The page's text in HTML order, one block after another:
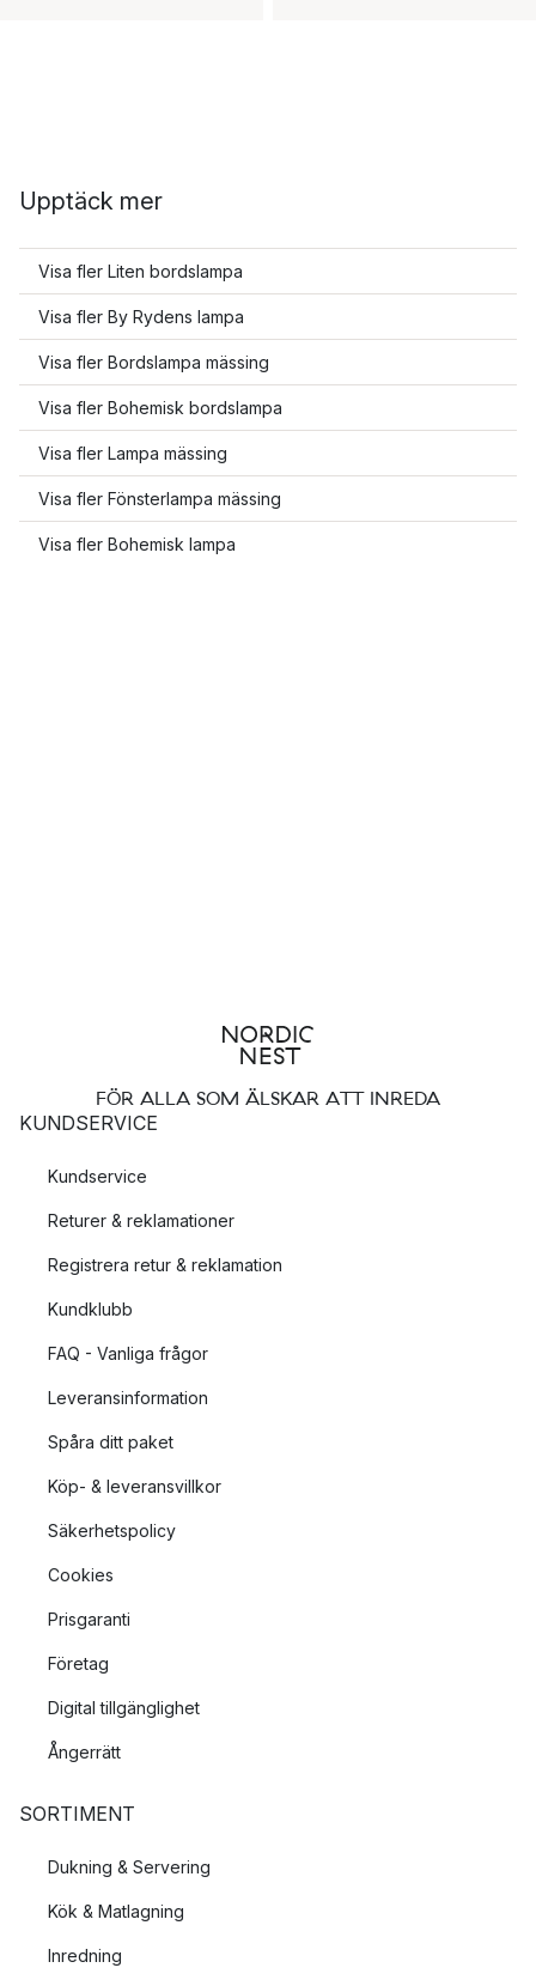
Upptäck mer
Visa fler Liten bordslampa
Visa fler By Rydens lampa
Visa fler Bordslampa mässing
Visa fler Bohemisk bordslampa
Visa fler Lampa mässing
Visa fler Fönsterlampa mässing
Visa fler Bohemisk lampa
FÖR ALLA SOM ÄLSKAR ATT INREDA
KUNDSERVICE
Kundservice
Returer & reklamationer
Registrera retur & reklamation
Kundklubb
FAQ - Vanliga frågor
Leveransinformation
Spåra ditt paket
Köp- & leveransvillkor
Säkerhetspolicy
Cookies
Prisgaranti
Företag
Digital tillgänglighet
Ångerrätt
SORTIMENT
Dukning & Servering
Kök & Matlagning
Inredning